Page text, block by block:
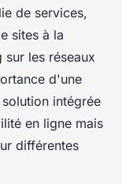
de services,
sites à la
sur les réseaux
d'une
intégrée
en ligne mais
différentes